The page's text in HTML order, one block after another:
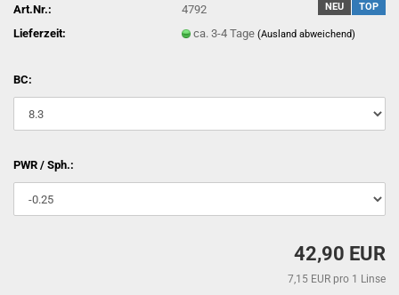
NEU TOP
Art.Nr.:
4792
Lieferzeit:
ca. 3-4 Tage(Ausland abweichend)
BC:
PWR / Sph.:
42,90 EUR
7,15 EUR pro 1 Linse